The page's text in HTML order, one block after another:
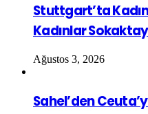
Stuttgart’ta
Kadınlar
Ağustos 3, 2026
Sahel’den